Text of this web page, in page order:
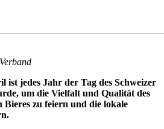
ist jedes Jahr der Tag des Schweizer
um die Vielfalt und Qualität des
Bieres zu feiern und die lokale